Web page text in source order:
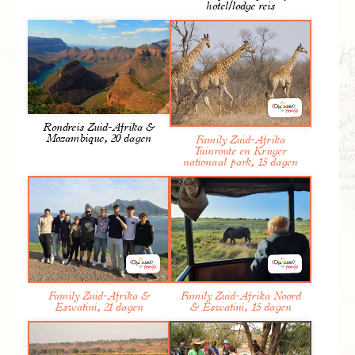
Van Etosha rijden we via Grootfontijn richting Rundu.
Verder noordwaarts laten we de droge woestijn achter
ons en bereiken we de vruchtbare Caprivi-regio.
Onderweg passeren we verschillende Owambodorpjes.
In de buurt van Bangani zien we voor het eerst de
Okavango-rivier. Het plaatsje zelf is niet groot. Ergens
aan de rustige oevers van de Okavango slaan we onze
tenten op. In de middag kun je een facultatieve boottocht
maken op de rivier. Een optionele gamedrive in het
hotel/lodge reis
Rondreis Zuid-Afrika &
Mozambique, 20 dagen
Family Zuid-Afrika
Tuinroute en Kruger
nationaal park, 15 dagen
Family Zuid-Afrika &
Eswatini, 21 dagen
Family Zuid-Afrika Noord
& Eswatini, 15 dagen